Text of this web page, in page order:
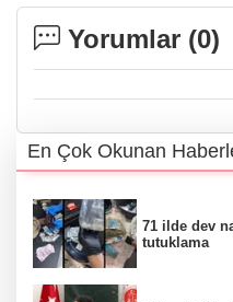
Yorumlar (0)
En Çok Okunan
71 ilde dev
tutuklama